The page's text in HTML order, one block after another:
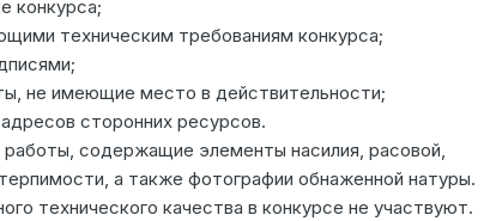
конкурса;
техническим требованиям конкурса;
не имеющие место в действительности;
сторонних ресурсов.
содержащие элементы насилия, расовой,
а также фотографии обнаженной натуры.
технического качества в конкурсе не участвуют.